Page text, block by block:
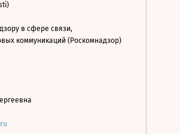
в сфере связи,
коммуникаций (Роскомнадзор)